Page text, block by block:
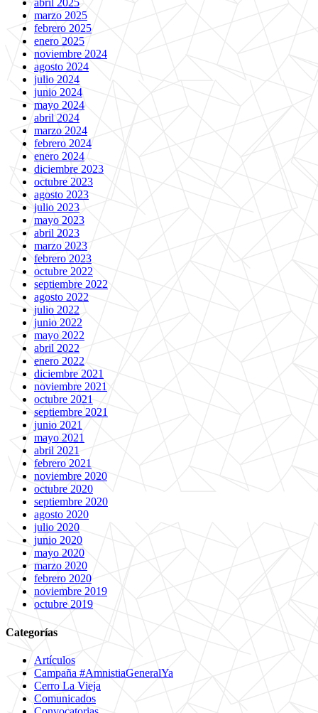
abril 2025
marzo 2025
febrero 2025
enero 2025
noviembre 2024
agosto 2024
julio 2024
junio 2024
mayo 2024
abril 2024
marzo 2024
febrero 2024
enero 2024
diciembre 2023
octubre 2023
agosto 2023
julio 2023
mayo 2023
abril 2023
marzo 2023
febrero 2023
octubre 2022
septiembre 2022
agosto 2022
julio 2022
junio 2022
mayo 2022
abril 2022
enero 2022
diciembre 2021
noviembre 2021
octubre 2021
septiembre 2021
junio 2021
mayo 2021
abril 2021
febrero 2021
noviembre 2020
octubre 2020
septiembre 2020
agosto 2020
julio 2020
junio 2020
mayo 2020
marzo 2020
febrero 2020
noviembre 2019
octubre 2019
Categorías
Artículos
Campaña #AmnistiaGeneralYa
Cerro La Vieja
Comunicados